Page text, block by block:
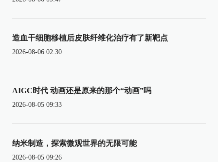
造血干细胞移植后皮肤纤维化治疗有了新靶点
2026-08-06 02:30
AIGC时代 动画还是原来的那个“动画”吗
2026-08-05 09:33
纳米制造，探索微观世界的无限可能
2026-08-05 09:26